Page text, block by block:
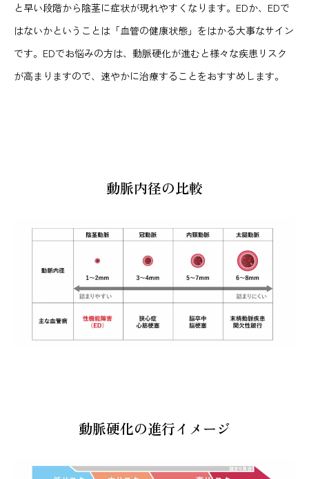
と早い段階から陰茎に症状が現れやすくなります。EDか、EDで
はないかということは「血管の健康状態」をはかる大事なサイン
です。EDでお悩みの方は、動脈硬化が進むと様々な疾患リスク
が高まりますので、速やかに治療することをおすすめします。
動脈内径の比較
動脈硬化の進行イメージ